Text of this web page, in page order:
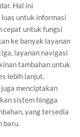
Hal ini
untuk informasi
cepat untuk fungsi
ke banyak layanan
layanan navigasi
tambahan untuk
lebih lanjut.
menciptakan
sistem hingga
yang tersedia
baru.